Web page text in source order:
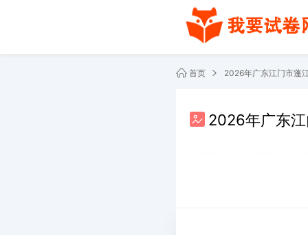
首页 2026年广东江门市蓬
2026年广东